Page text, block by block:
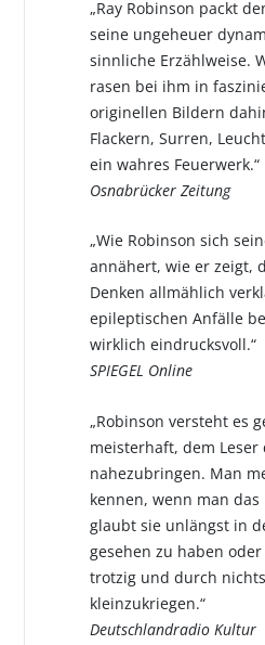
„Ray Robinson packt
seine ungeheuer
sinnliche Erzählweise.
rasen bei ihm in
originellen Bildern
Flackern, Surren,
ein wahres Feuerwerk.“
Osnabrücker Zeitung
„Wie Robinson sich
annähert, wie er zeigt,
Denken allmählich
epileptischen Anfälle
wirklich eindrucksvoll.“
SPIEGEL Online
„Robinson versteht es
meisterhaft, dem Leser
nahezubringen. Man
kennen, wenn man das
glaubt sie unlängst in
gesehen zu haben oder
trotzig und durch
kleinzukriegen.“
Deutschlandradio Kultur